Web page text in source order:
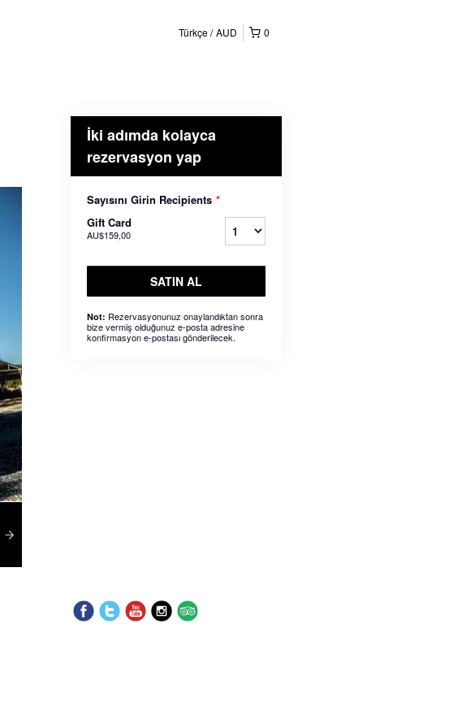
0
Türkçe AUD
İki adımda kolayca
rezervasyon yap
Sayısını Girin Recipients *
Gift Card
AU$159,00
SATIN AL
Not: Rezervasyonunuz onaylandıktan sonra
bize vermiş olduğunuz e-posta adresine
konfirmasyon e-postası gönderilecek.